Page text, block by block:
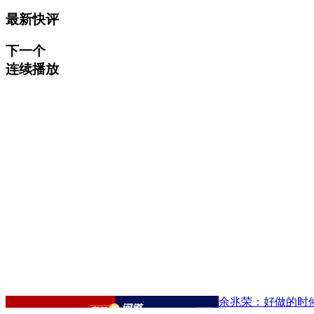
最新快评
下一个
连续播放
余兆荣：好做的时